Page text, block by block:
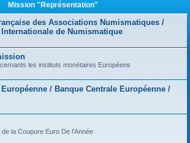
Mission "Représentation"
des Associations Numismatiques /
de Numismatique
les instituts monétaires Européens
/ Banque Centrale Européenne /
de la Coupure Euro De l'Année